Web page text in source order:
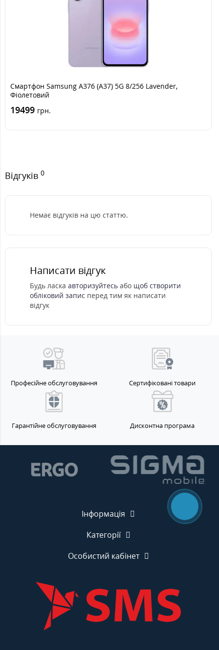
Смартфон Samsung A376 (A37) 5G 8/256 Lavender,
Фіолетовий
19499 грн.
Відгуків 0
Немає відгуків на цю статтю.
Написати відгук
Будь ласка авторизуйтесь або щоб створити
обліковий запис перед тим як написати
відгук
Професійне обслуговування Сертифіковані товари
Гарантійне обслуговування Дисконтна програма
Інформація
Категорії
Особистий кабінет